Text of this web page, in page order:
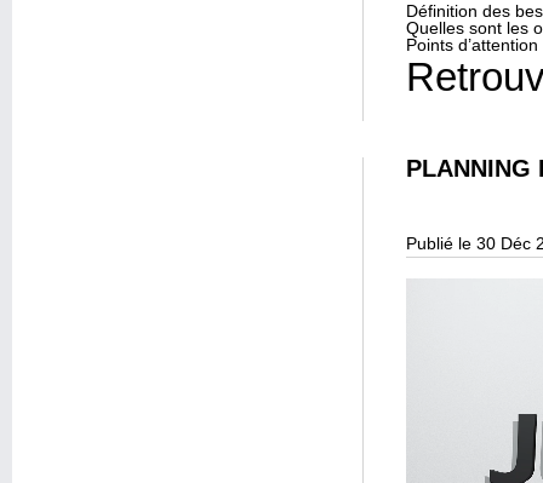
Définition des
Quelles sont les
Points
PLANNING
Publié le 30 Déc